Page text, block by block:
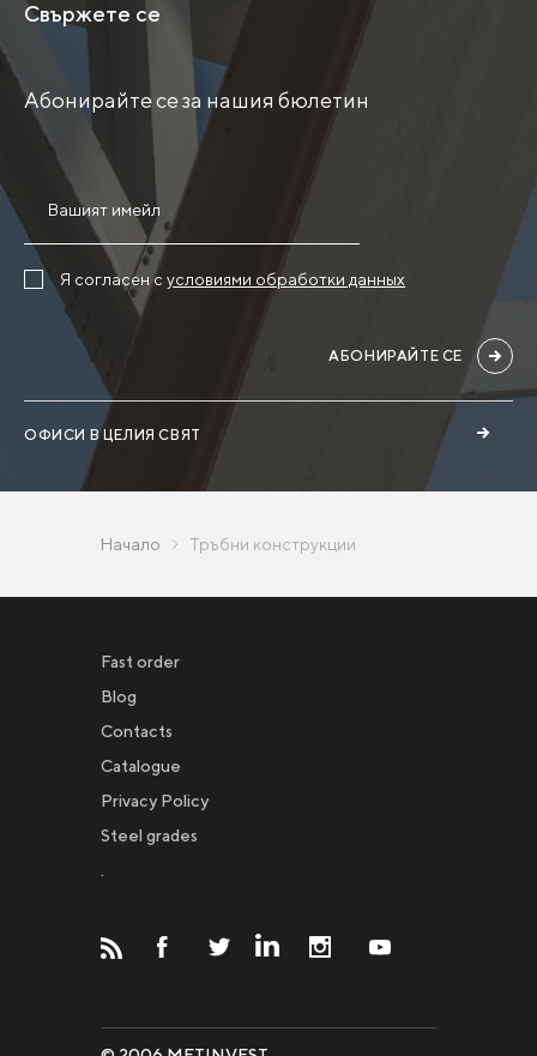
Свържете се
Абонирайте се за нашия бюлетин
ОФИСИ В ЦЕЛИЯ СВЯТ
Я согласен с условиями обработки данных
АБОНИРАЙТЕ СЕ
Начало Тръбни конструкции
Fast order
Blog
Contacts
Catalogue
Privacy Policy
Steel grades
.
Новости
Инвесторам